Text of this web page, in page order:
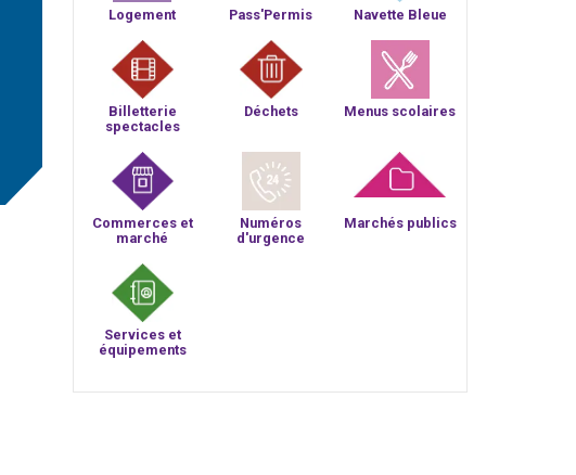
Logement Pass'Permis Navette Bleue
Billetterie
spectacles
Déchets Menus scolaires
Commerces et
marché
Numéros
d'urgence
Marchés publics
Services et
équipements